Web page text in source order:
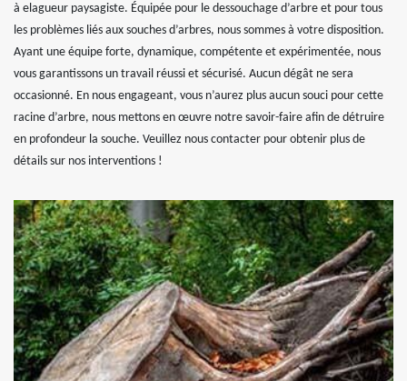
à elagueur paysagiste. Équipée pour le dessouchage d’arbre et pour tous
les problèmes liés aux souches d’arbres, nous sommes à votre disposition.
Ayant une équipe forte, dynamique, compétente et expérimentée, nous
vous garantissons un travail réussi et sécurisé. Aucun dégât ne sera
occasionné. En nous engageant, vous n’aurez plus aucun souci pour cette
racine d’arbre, nous mettons en œuvre notre savoir-faire afin de détruire
en profondeur la souche. Veuillez nous contacter pour obtenir plus de
détails sur nos interventions !